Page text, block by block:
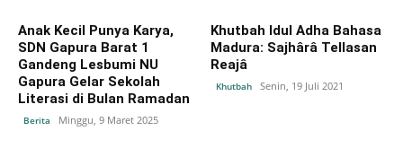
Anak Kecil Punya Karya,
SDN Gapura Barat 1
Gandeng Lesbumi NU
Gapura Gelar Sekolah
Literasi di Bulan Ramadan
Berita Minggu, 9 Maret 2025
Khutbah Idul Adha Bahasa
Madura: Sajhârâ Tellasan
Reajâ
Khutbah Senin, 19 Juli 2021